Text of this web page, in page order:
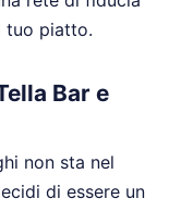
tuo piatto.
Bar e
non sta nel
di essere un